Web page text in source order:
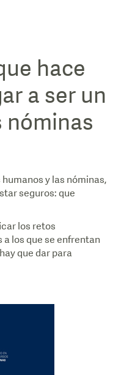
hace
a ser un
nóminas
y las nóminas,
seguros: que
los retos
los que se enfrentan
que dar para